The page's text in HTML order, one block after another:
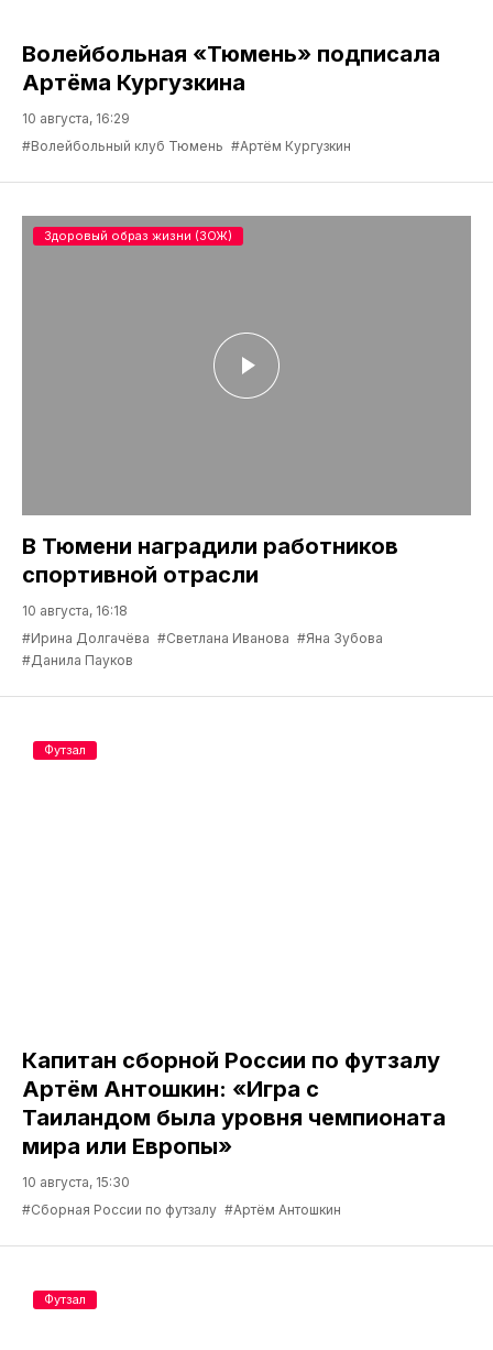
Волейбольная «Тюмень» подписала
Артёма Кургузкина
10 августа, 16:29
#Волейбольный клуб Тюмень #Артём Кургузкин
В Тюмени наградили работников
спортивной отрасли
10 августа, 16:18
#Ирина Долгачёва #Светлана Иванова #Яна Зубова
#Данила Пауков
Здоровый образ жизни (ЗОЖ)
Капитан сборной России по футзалу
Артём Антошкин: «Игра с
Таиландом была уровня чемпионата
мира или Европы»
10 августа, 15:30
#Сборная России по футзалу #Артём Антошкин
Футзал
Футзал